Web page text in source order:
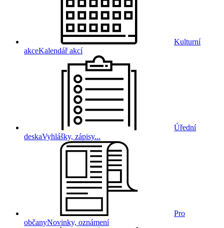
Kulturní
akceKalendář akcí
Úřední
deskaVyhlášky, zápisy...
Pro
občanyNovinky, oznámení